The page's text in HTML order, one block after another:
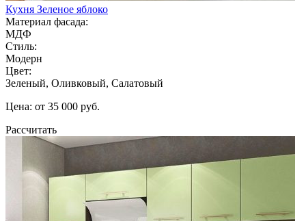
Кухня Зеленое яблоко
Материал фасада:
МДФ
Стиль:
Модерн
Цвет:
Зеленый, Оливковый, Салатовый
Цена: от 35 000 руб.
Рассчитать